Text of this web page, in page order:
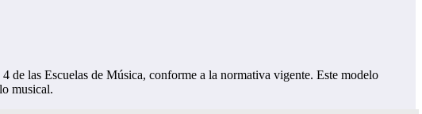
de las Escuelas de Música, conforme a la normativa vigente. Este modelo
musical.